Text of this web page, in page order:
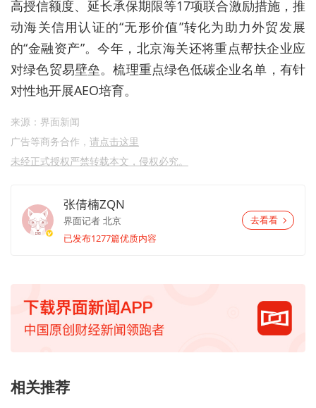
高授信额度、延长承保期限等17项联合激励措施，推
动海关信用认证的“无形价值”转化为助力外贸发展
的“金融资产”。今年，北京海关还将重点帮扶企业应
对绿色贸易壁垒。梳理重点绿色低碳企业名单，有针
对性地开展AEO培育。
来源：界面新闻
广告等商务合作， 请点击这里
未经正式授权严禁转载本文，侵权必究。
张倩楠ZQN
界面记者 北京
已发布1277篇优质内容
去看看
相关推荐